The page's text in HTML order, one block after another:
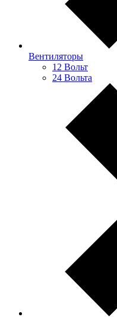
Вентиляторы
12 Вольт
24 Вольта